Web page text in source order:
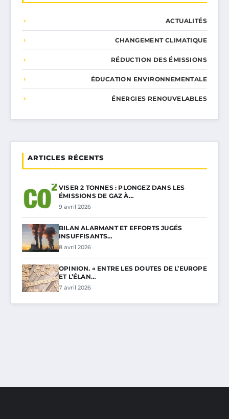
ACTUALITÉS
CHANGEMENT CLIMATIQUE
RÉDUCTION DES ÉMISSIONS
ÉDUCATION ENVIRONNEMENTALE
ÉNERGIES RENOUVELABLES
ARTICLES RÉCENTS
VISER 2 TONNES : PLONGEZ DANS LES
ÉMISSIONS DE GAZ À…
9 avril 2026
BILAN ALARMANT ET EFFORTS JUGÉS
INSUFFISANTS…
8 avril 2026
OPINION. « ENTRE LES DOUTES DE L’EUROPE
ET L’ÉLAN…
7 avril 2026